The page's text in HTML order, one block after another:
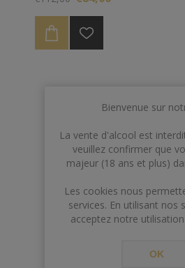
Bienvenue sur
La vente d'alcool est
veuillez confirmer que
majeur (18 ans et plus)
Les cookies nous
services. En utilisant nos
acceptez notre
OK